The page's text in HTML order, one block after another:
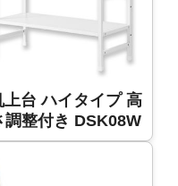
上台 ハイタイプ 高
調整付き DSK08W